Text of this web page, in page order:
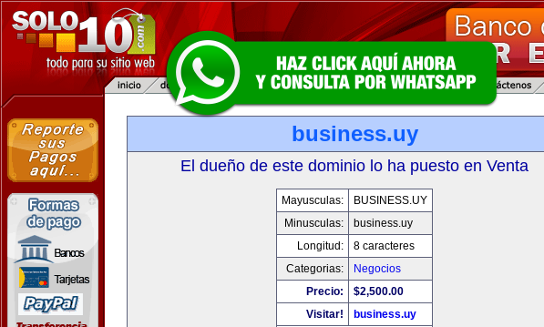
business.uy
El dueño de este dominio lo ha puesto en Venta
Mayusculas:
BUSINESS.UY
Minusculas:
business.uy
Longitud:
8 caracteres
Categorias:
Negocios
Precio:
$2,500.00
Visitar!
business.uy